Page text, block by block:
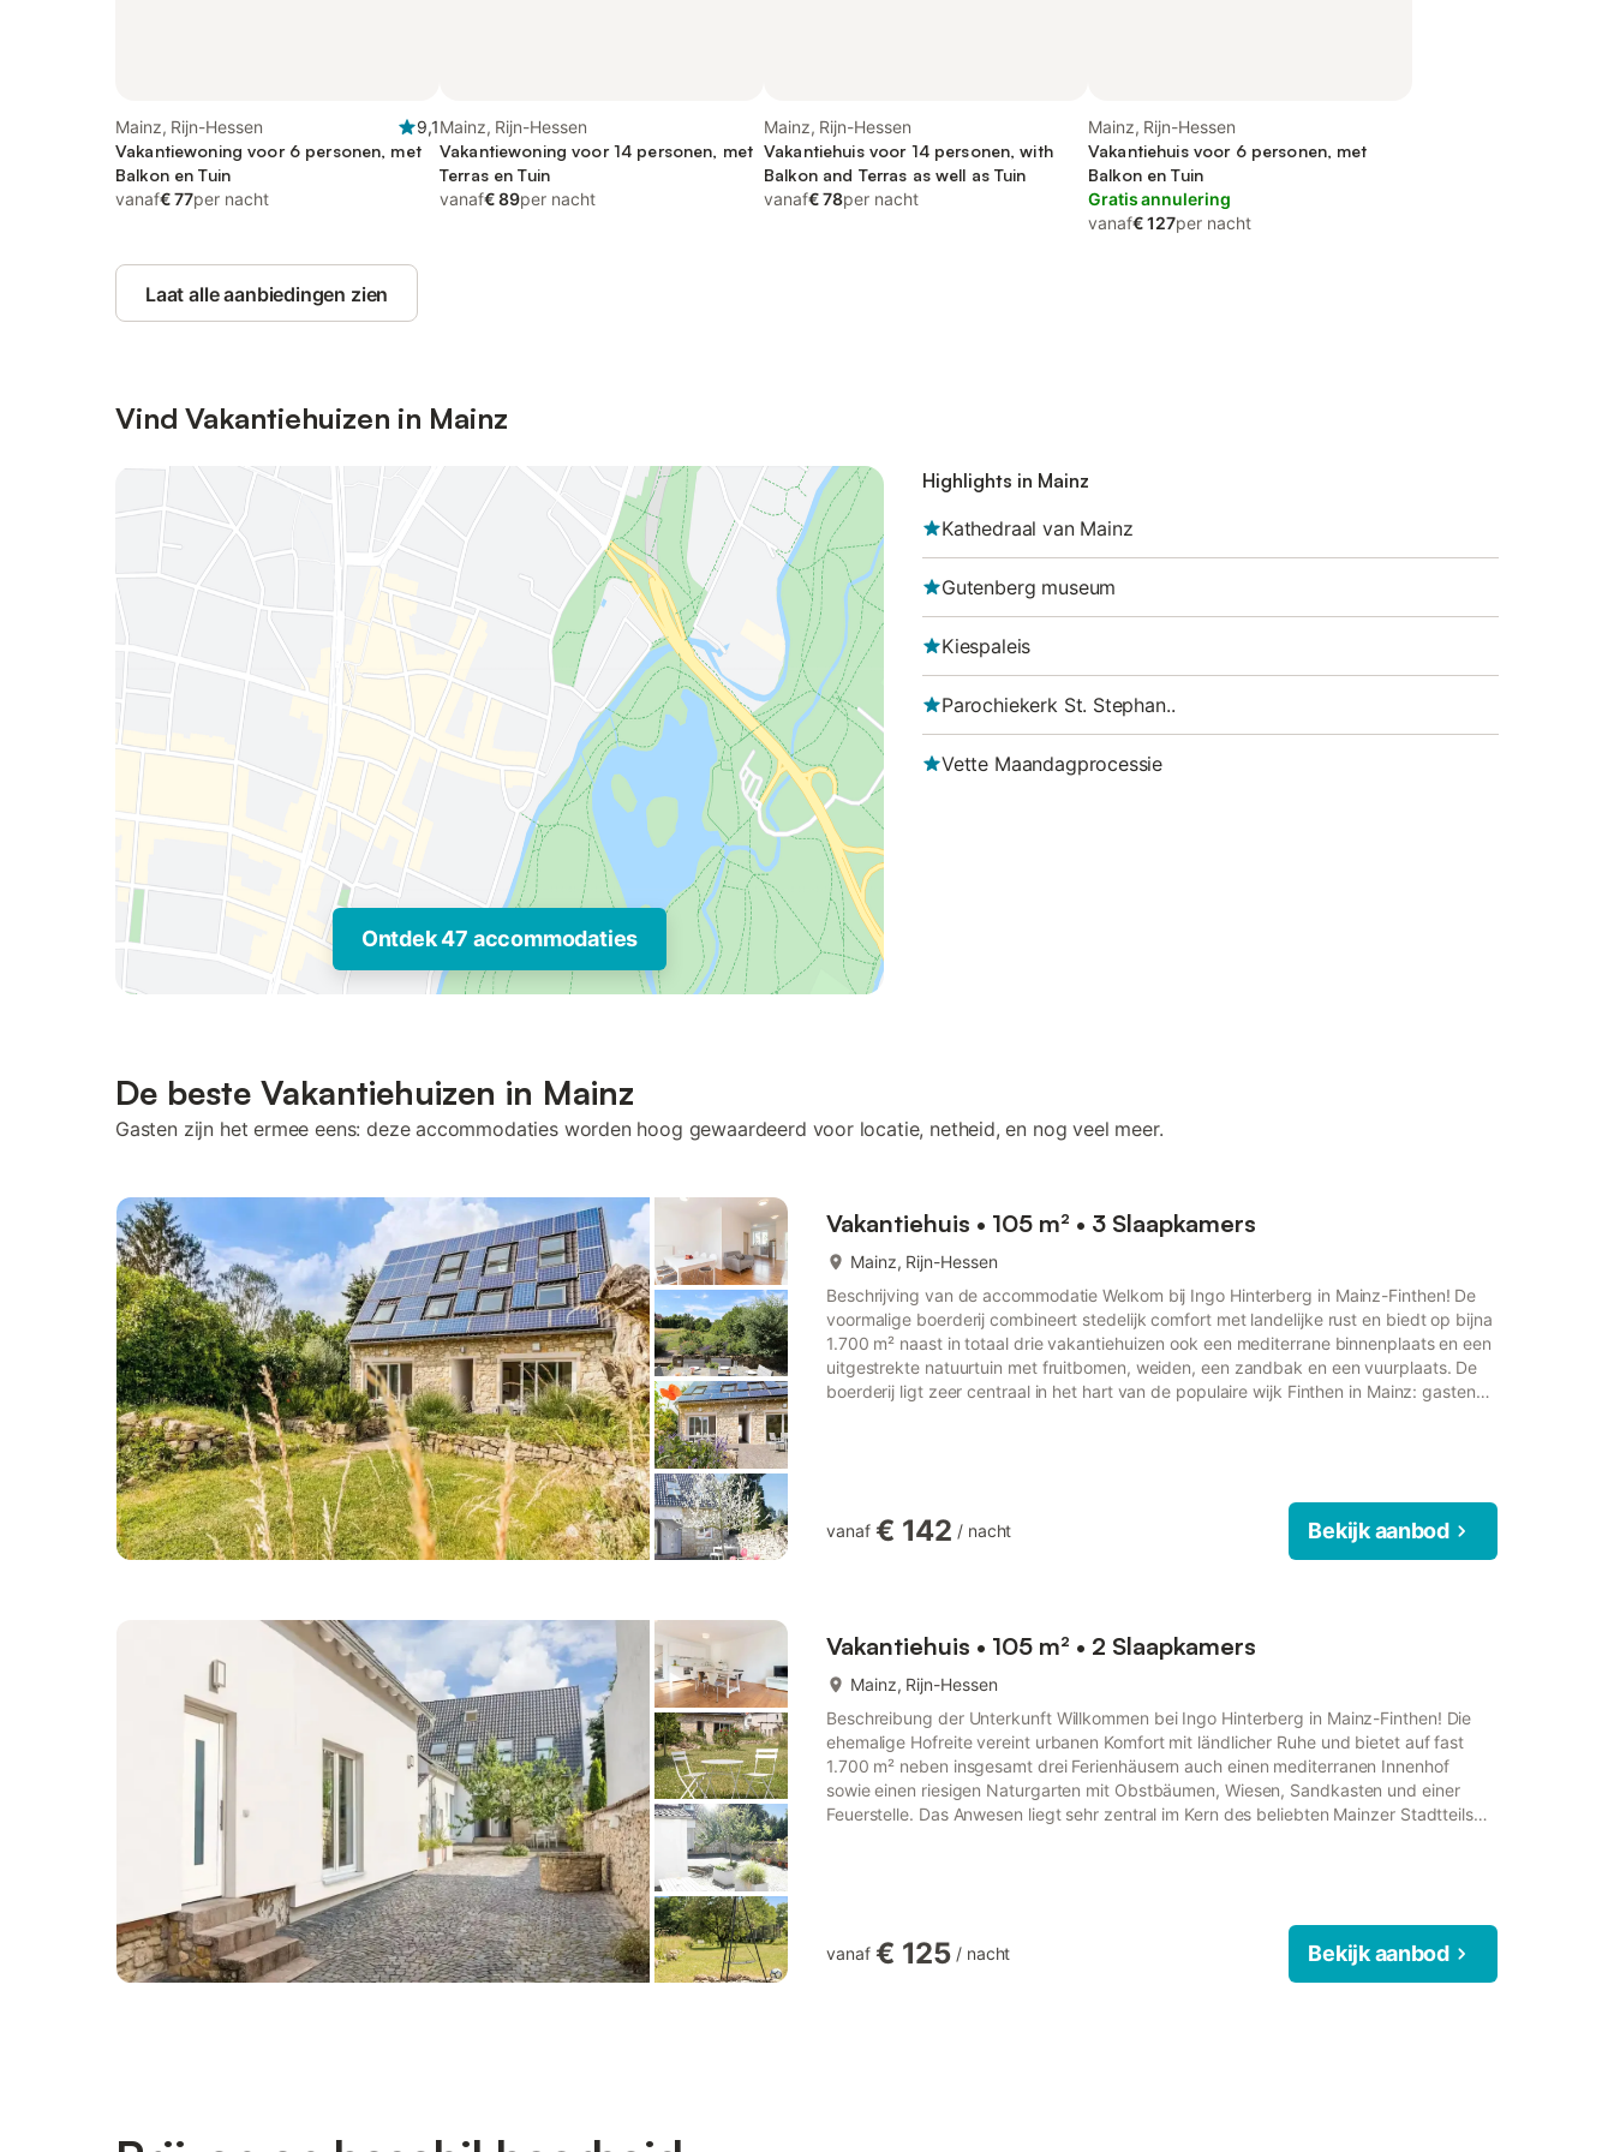
Mainz, Rijn-Hessen
9,1
Vakantiewoning voor 6 personen, met
Balkon en Tuin
vanaf€ 77per nacht
Mainz, Rijn-Hessen
Vakantiewoning voor 14 personen, met
Terras en Tuin
vanaf€ 89per nacht
Mainz, Rijn-Hessen
Vakantiehuis voor 14 personen, with
Balkon and Terras as well as Tuin
vanaf€ 78per nacht
Mainz, Rijn-Hessen
Vakantiehuis voor 6 personen, met
Balkon en Tuin
Gratis annulering
vanaf€ 127per nacht
Laat alle aanbiedingen zien
Vind Vakantiehuizen in Mainz
Ontdek 47 accommodaties
Highlights in Mainz
Kathedraal van Mainz
Gutenberg museum
Kiespaleis
Parochiekerk St. Stephan..
Vette Maandagprocessie
De beste Vakantiehuizen in Mainz
Gasten zijn het ermee eens: deze accommodaties worden hoog gewaardeerd voor locatie, netheid, en nog veel meer.
Vakantiehuis • 105 m² • 3 Slaapkamers
Mainz, Rijn-Hessen
Beschrijving van de accommodatie Welkom bij Ingo Hinterberg in Mainz-Finthen! De
voormalige boerderij combineert stedelijk comfort met landelijke rust en biedt op bijna
1.700 m² naast in totaal drie vakantiehuizen ook een mediterrane binnenplaats en een
uitgestrekte natuurtuin met fruitbomen, weiden, een zandbak en een vuurplaats. De
boerderij ligt zeer centraal in het hart van de populaire wijk Finthen in Mainz: gasten
vanaf € 142 / nacht Bekijk aanbod
Vakantiehuis • 105 m² • 2 Slaapkamers
Mainz, Rijn-Hessen
Beschreibung der Unterkunft Willkommen bei Ingo Hinterberg in Mainz-Finthen! Die
ehemalige Hofreite vereint urbanen Komfort mit ländlicher Ruhe und bietet auf fast
1.700 m² neben insgesamt drei Ferienhäusern auch einen mediterranen Innenhof
sowie einen riesigen Naturgarten mit Obstbäumen, Wiesen, Sandkasten und einer
Feuerstelle. Das Anwesen liegt sehr zentral im Kern des beliebten Mainzer Stadtteils
vanaf € 125 / nacht Bekijk aanbod